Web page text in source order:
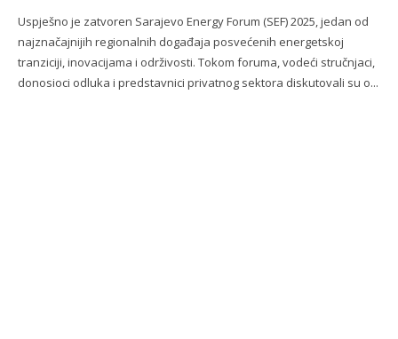
Uspješno je zatvoren Sarajevo Energy Forum (SEF) 2025, jedan od
najznačajnijih regionalnih događaja posvećenih energetskoj
tranziciji, inovacijama i održivosti. Tokom foruma, vodeći stručnjaci,
donosioci odluka i predstavnici privatnog sektora diskutovali su o...